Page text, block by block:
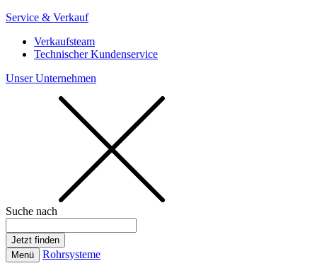
Service & Verkauf
Verkaufsteam
Technischer Kundenservice
Unser Unternehmen
Suche nach
Menü Rohrsysteme